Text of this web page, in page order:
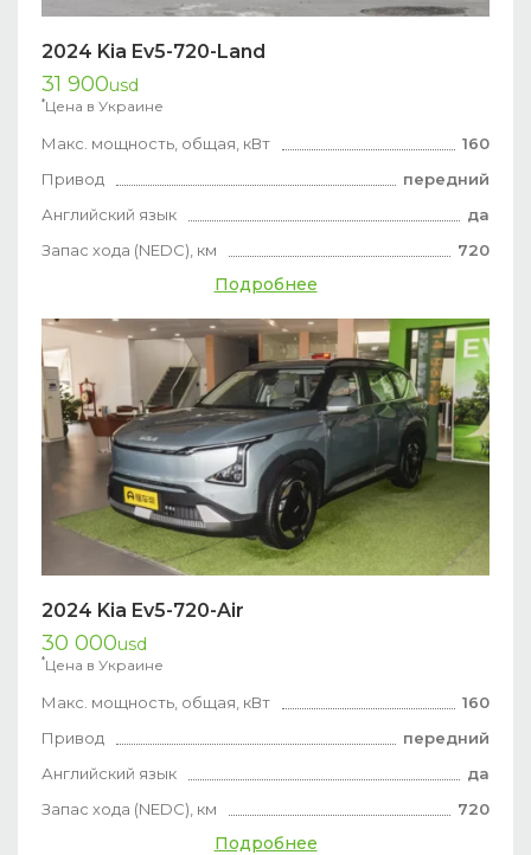
2024 Kia Ev5-720-Land
31 900usd
*Цена в Украине
Макс. мощность, общая, кВт
160
Привод
передний
Английский язык
да
Запас хода (NEDC), км
720
Подробнее
2024 Kia Ev5-720-Air
30 000usd
*Цена в Украине
Макс. мощность, общая, кВт
160
Привод
передний
Английский язык
да
Запас хода (NEDC), км
720
Подробнее